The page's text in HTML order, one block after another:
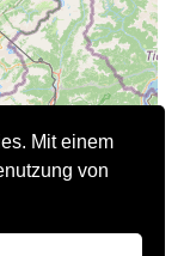
Mit einem
von